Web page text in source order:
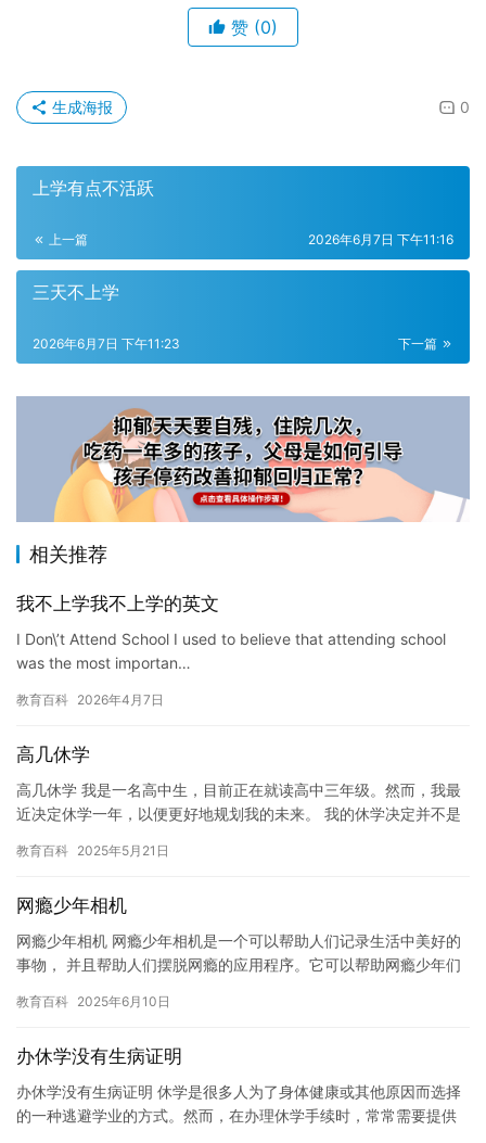
赞 (0)
0
生成海报
上学有点不活跃
上一篇 2026年6月7日 下午11:16
三天不上学
下一篇
2026年6月7日 下午11:23
相关推荐
我不上学我不上学的英文
I Don\’t Attend School I used to believe that attending school
was the most importan…
教育百科 2026年4月7日
高几休学
高几休学 我是一名高中生，目前正在就读高中三年级。然而，我最
近决定休学一年，以便更好地规划我的未来。 我的休学决定并不是
常…
教育百科 2025年5月21日
网瘾少年相机
网瘾少年相机 网瘾少年相机是一个可以帮助人们记录生活中美好的
事物， 并且帮助人们摆脱网瘾的应用程序。它可以帮助网瘾少年们
教育百科 2025年6月10日
办休学没有生病证明
办休学没有生病证明 休学是很多人为了身体健康或其他原因而选择
的一种逃避学业的方式。然而，在办理休学手续时，常常需要提供